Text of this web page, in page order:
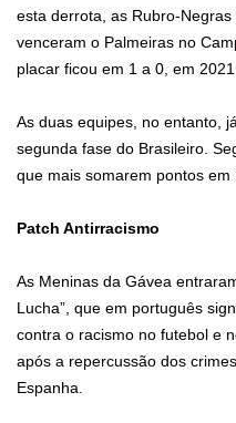
esta derrota, as Rubro-
venceram o Palmeiras no
placar ficou em 1 a 0, em
As duas equipes, no entanto,
segunda fase do Brasileiro.
que mais somarem pontos
Patch Antirracismo
As Meninas da Gávea
Lucha”, que em português
contra o racismo no futebol e
após a repercussão dos
Espanha.